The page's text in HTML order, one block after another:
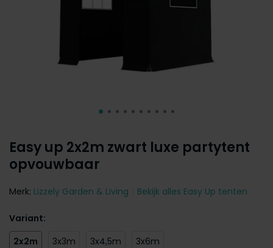
Easy up 2x2m zwart luxe partytent
opvouwbaar
Merk: Lizzely Garden & Living Bekijk alles Easy Up tenten
Variant:
2x2m
3x3m 3x4,5m 3x6m